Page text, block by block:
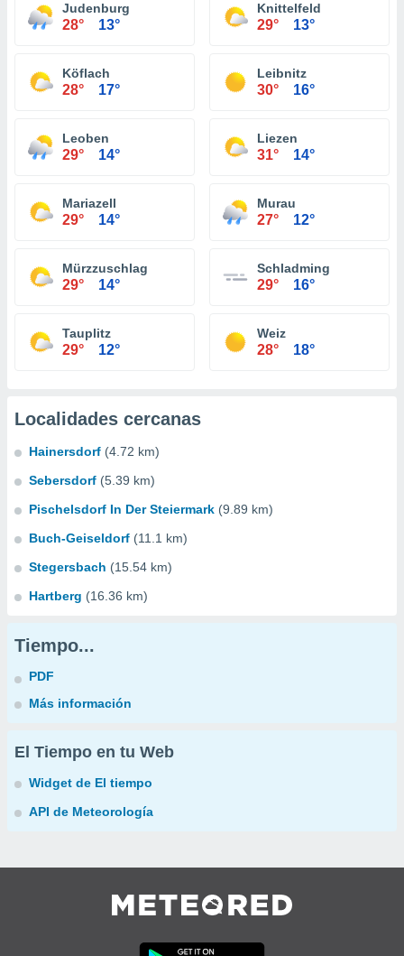
Judenburg
28° 13°
Knittelfeld
29° 13°
Köflach
28° 17°
Leibnitz
30° 16°
Leoben
29° 14°
Liezen
31° 14°
Mariazell
29° 14°
Murau
27° 12°
Mürzzuschlag
29° 14°
Schladming
29° 16°
Tauplitz
29° 12°
Weiz
28° 18°
Localidades cercanas
Hainersdorf (4.72 km)
Sebersdorf (5.39 km)
Pischelsdorf In Der Steiermark (9.89 km)
Buch-Geiseldorf (11.1 km)
Stegersbach (15.54 km)
Hartberg (16.36 km)
Tiempo...
PDF
Más información
El Tiempo en tu Web
Widget de El tiempo
API de Meteorología